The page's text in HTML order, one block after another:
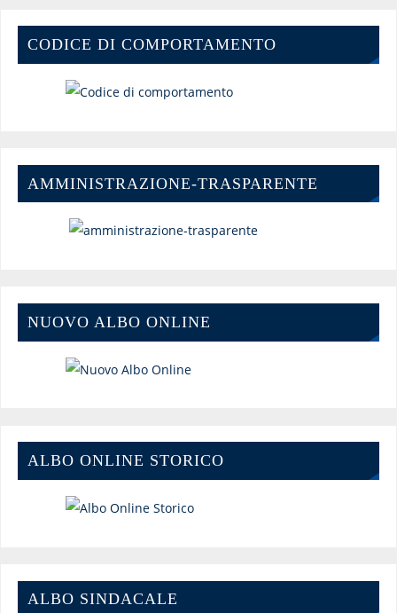
CODICE DI COMPORTAMENTO
AMMINISTRAZIONE-TRASPARENTE
NUOVO ALBO ONLINE
ALBO ONLINE STORICO
ALBO SINDACALE